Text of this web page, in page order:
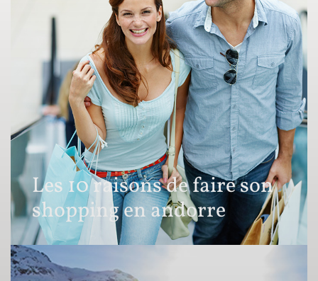
Les 10 raisons de faire son
shopping en andorre